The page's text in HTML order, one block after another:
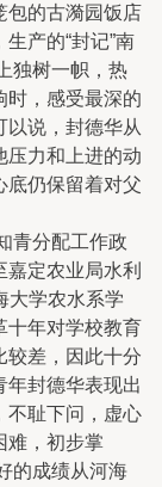
包的古漪园饭店
产的“封记”南
独树一帜，热
时，感受最深的
以说，封德华从
压力和上进的动
底仍保留着对父
青分配工作政
定农业局水利
大学农水系学
十年对学校教育
较差，因此十分
年封德华表现出
不耻下问，虚心
难，初步掌
的成绩从河海